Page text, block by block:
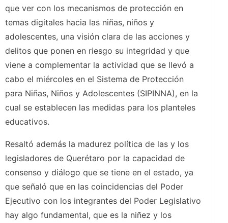
que ver con los mecanismos de protección en
temas digitales hacia las niñas, niños y
adolescentes, una visión clara de las acciones y
delitos que ponen en riesgo su integridad y que
viene a complementar la actividad que se llevó a
cabo el miércoles en el Sistema de Protección
para Niñas, Niños y Adolescentes (SIPINNA), en la
cual se establecen las medidas para los planteles
educativos.
Resaltó además la madurez política de las y los
legisladores de Querétaro por la capacidad de
consenso y diálogo que se tiene en el estado, ya
que señaló que en las coincidencias del Poder
Ejecutivo con los integrantes del Poder Legislativo
hay algo fundamental, que es la niñez y los